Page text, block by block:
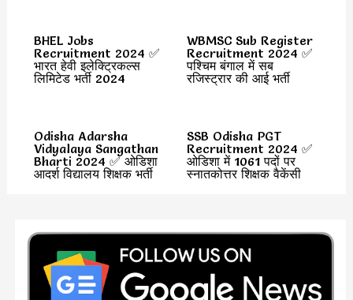
BHEL Jobs
Recruitment 2024 ✅
भारत हेवी इलेक्ट्रिकल्स
लिमिटेड भर्ती 2024
WBMSC Sub Register
Recruitment 2024 ✅
पश्चिम बंगाल में सब
रजिस्ट्रार की आई भर्ती
Odisha Adarsha
Vidyalaya Sangathan
Bharti 2024 ✅ ओडिशा
आदर्श विद्यालय शिक्षक भर्ती
SSB Odisha PGT
Recruitment 2024 ✅
ओडिशा में 1061 पदों पर
स्नातकोत्तर शिक्षक वैकेंसी